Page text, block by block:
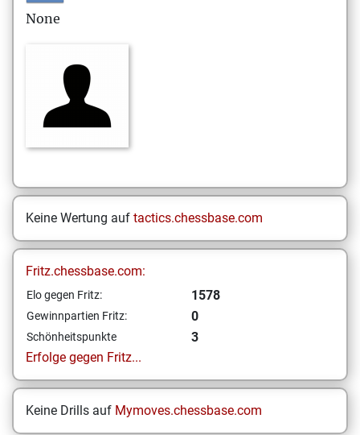
None
Keine Wertung auf tactics.chessbase.com
Fritz.chessbase.com:
Elo gegen Fritz: 1578
Gewinnpartien Fritz: 0
Schönheitspunkte
3
Erfolge gegen Fritz...
Keine Drills auf Mymoves.chessbase.com